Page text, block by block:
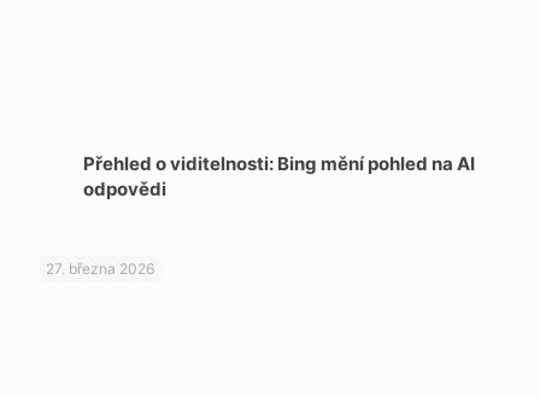
Přehled o viditelnosti: Bing mění pohled na AI
odpovědi
27. března 2026